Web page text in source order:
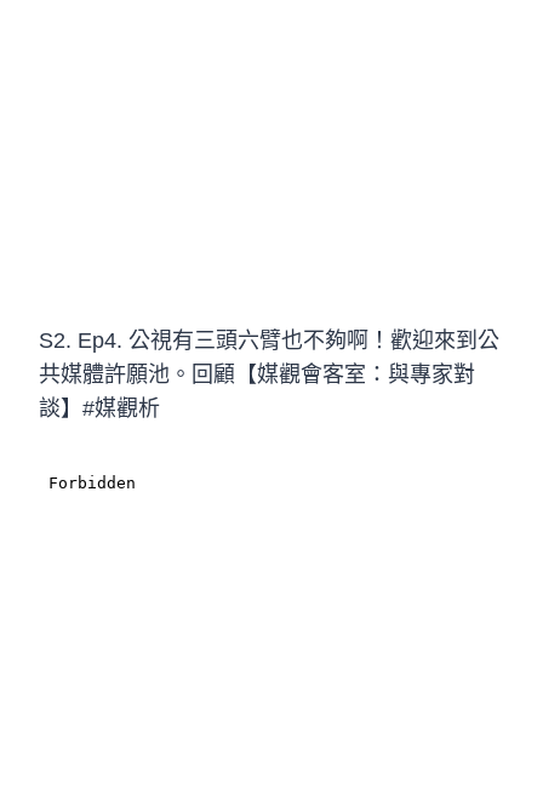
S2. Ep4. 公視有三頭六臂也不夠啊！歡迎來到公
共媒體許願池。回顧【媒觀會客室：與專家對
談】#媒觀析